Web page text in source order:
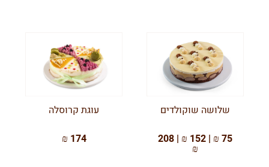
שלושה שוקולדים
75 ₪ | 152 ₪ | 208
₪
עוגת קרוסלה
174 ₪